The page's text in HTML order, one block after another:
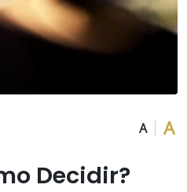
A A
Decidir?